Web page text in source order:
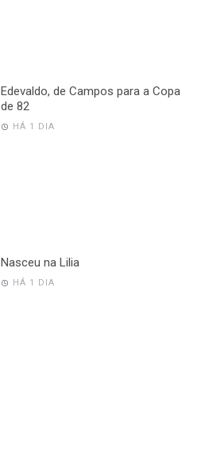
Edevaldo, de Campos para a Copa
de 82
HÁ 1 DIA
Nasceu na Lilia
HÁ 1 DIA